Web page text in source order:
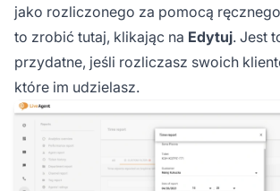
jako rozliczonego za pomocą
to zrobić tutaj, klikając na Edytuj. Jest
przydatne, jeśli rozliczasz swoich
które im udzielasz.